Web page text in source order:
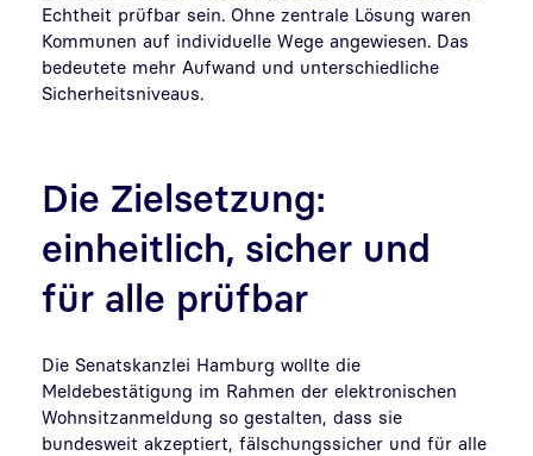
Echtheit prüfbar sein. Ohne zentrale Lösung waren
Kommunen auf individuelle Wege angewiesen. Das
bedeutete mehr Aufwand und unterschiedliche
Sicherheitsniveaus.
Die Zielsetzung:
einheitlich, sicher und
für alle prüfbar
Die Senatskanzlei Hamburg wollte die
Meldebestätigung im Rahmen der elektronischen
Wohnsitzanmeldung so gestalten, dass sie
bundesweit akzeptiert, fälschungssicher und für alle